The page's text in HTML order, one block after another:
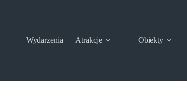
Wydarzenia Atrakcje Obiekty